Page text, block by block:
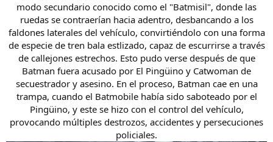
modo secundario conocido como el "Batmisil", donde las
ruedas se contraerían hacia adentro, desbancando a los
faldones laterales del vehículo, convirtiéndolo con una forma
de especie de tren bala estlizado, capaz de escurrirse a través
de callejones estrechos. Esto pudo verse después de que
Batman fuera acusado por El Pingüino y Catwoman de
secuestrador y asesino. En el proceso, Batman cae en una
trampa, cuando el Batmobile había sido saboteado por el
Pingüino, y este se hizo con el control del vehículo,
provocando múltiples destrozos, accidentes y persecuciones
policiales.